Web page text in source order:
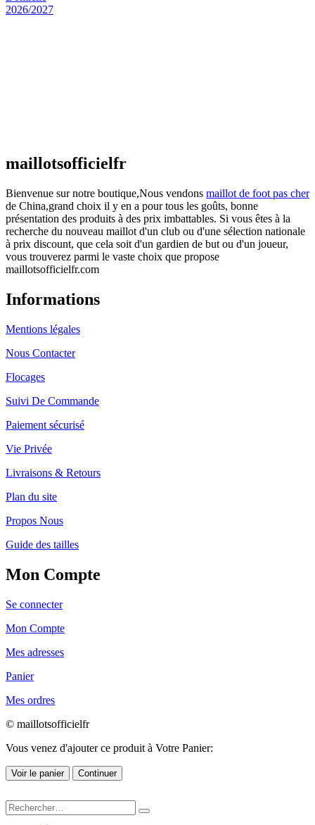
maillotsofficielfr
Bienvenue sur notre boutique,Nous vendons maillot de foot pas cher
de China,grand choix il y en a pour tous les goûts, bonne
présentation des produits à des prix imbattables. Si vous êtes à la
recherche du nouveau maillot d'un club ou d'une sélection nationale
à prix discount, que cela soit d'un gardien de but ou d'un joueur,
vous trouverez parmi le vaste choix que propose
maillotsofficielfr.com
Informations
Mentions légales
Nous Contacter
Flocages
Suivi De Commande
Paiement sécurisé
Vie Privée
Livraisons & Retours
Plan du site
Propos Nous
Guide des tailles
Mon Compte
Se connecter
Mon Compte
Mes adresses
Panier
Mes ordres
© maillotsofficielfr
Vous venez d'ajouter ce produit à Votre Panier:
Voir le panier Continuer